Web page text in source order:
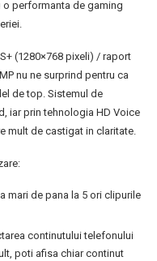
o performanta de gaming
(1280×768 pixeli) / raport
nu ne surprind pentru ca
de top. Sistemul de
iar prin tehnologia HD Voice
mult de castigat in claritate.
mari de pana la 5 ori clipurile
continutului telefonului
poti afisa chiar continut